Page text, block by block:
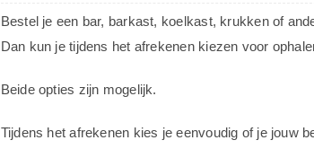
aantal
Bestel je een bar, barkast, koelkast, krukken of
Dan kun je tijdens het afrekenen kiezen voor
Beide opties zijn mogelijk.
Tijdens het afrekenen kies je eenvoudig of je jouw